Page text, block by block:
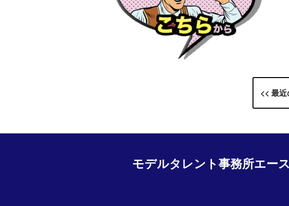
<< 最
モデルタレント事務所エース